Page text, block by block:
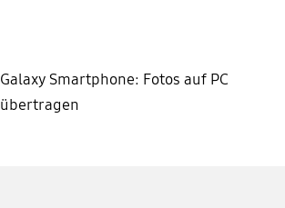
Galaxy Smartphone: Fotos auf PC
übertragen